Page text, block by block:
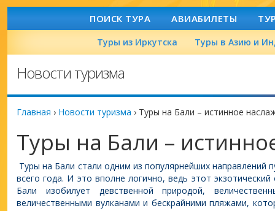
ПОИСК ТУРА АВИАБИЛЕТЫ
Туры из Иркутска Туры в Азию и
Новости туризма
Главная › Новости туризма › Туры на Бали – истинное
Туры на Бали –
Туры на Бали стали одним из популярнейших направлений
всего года. И это вполне логично, ведь этот
Бали изобилует девственной природой,
величественными вулканами и бескрайними пляжами,